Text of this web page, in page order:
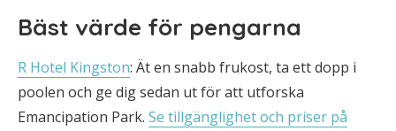
Bäst värde för pengarna
R Hotel Kingston: Ät en snabb frukost, ta ett dopp i
poolen och ge dig sedan ut för att utforska
Emancipation Park. Se tillgänglighet och priser på